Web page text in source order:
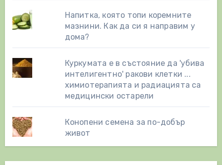
Напитка, която топи коремните
мазнини. Как да си я направим у
дома?
Куркумата е в състояние да 'убива
интелигентно' ракови клетки ...
химиотерапията и радиацията са
медицински остарели
Конопени семена за по-добър
живот